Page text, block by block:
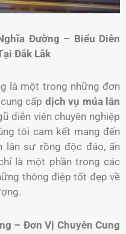
Đường – Biểu Diễn
Đắk Lắk
là một trong những đơn
cấp dịch vụ múa lân
diễn viên chuyên nghiệp
tôi cam kết mang đến
lân sư rồng độc đáo, ấn
là một phần trong các
thông điệp tốt đẹp về
– Đơn Vị Chuyên Cung